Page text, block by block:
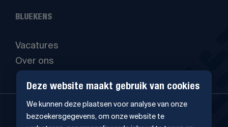
Deze website maakt gebruik van cookies
We kunnen deze plaatsen voor analyse van onze
bezoekersgegevens, om onze website te
BLUEKENS
Vacatures
Over ons